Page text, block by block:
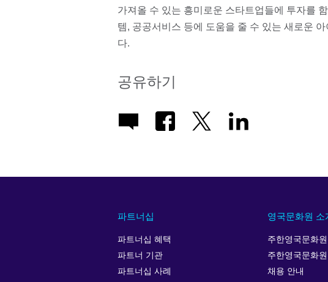
가져올 수 있는 흥미로운 스타트업들에 투자를
템, 공공서비스 등에 도움을 줄 수 있는 새로운
다.
공유하기
파트너십
파트너십 혜택
파트너 기관
파트너십 사례
영국문화원 소
주한영국문화
주한영국문화
채용 안내